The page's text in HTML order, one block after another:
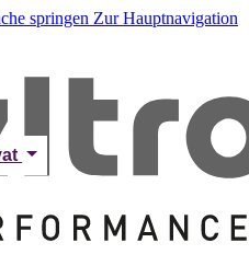
springen Zur Hauptnavigation